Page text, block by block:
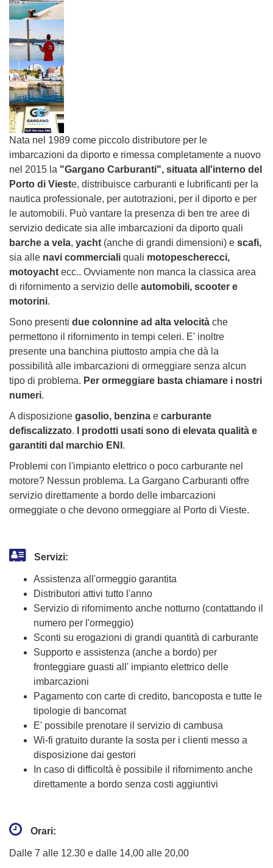
Nata nel 1989 come piccolo distributore per le
imbarcazioni da diporto e rimessa completamente a nuovo
nel 2015 la "Gargano Carburanti", situata all'interno del
Porto di Vieste, distribuisce carburanti e lubrificanti per la
nautica professionale, per autotrazioni, per il diporto e per
le automobili. Può vantare la presenza di ben tre aree di
servizio dedicate sia alle imbarcazioni da diporto quali
barche a vela, yacht (anche di grandi dimensioni) e scafi,
sia alle navi commerciali quali motopescherecci,
motoyacht ecc.. Ovviamente non manca la classica area
di rifornimento a servizio delle automobili, scooter e
motorini.
Sono presenti due colonnine ad alta velocità che
permettono il rifornimento in tempi celeri. E' inoltre
presente una banchina piuttosto ampia che dà la
possibilità alle imbarcazioni di ormeggiare senza alcun
tipo di problema. Per ormeggiare basta chiamare i nostri
numeri.
A disposizione gasolio, benzina e carburante
defiscalizzato.
I prodotti usati sono di elevata qualità e
garantiti dal marchio ENI .
Problemi con l'impianto elettrico o poco carburante nel
motore? Nessun problema. La Gargano Carburanti offre
servizio direttamente a bordo delle imbarcazioni
ormeggiate o che devono ormeggiare al Porto di Vieste.
Servizi:
Assistenza all'ormeggio garantita
Distributori attivi tutto l'anno
Servizio di rifornimento anche notturno (contattando il
numero per l'ormeggio)
Sconti su erogazioni di grandi quantità di carburante
Supporto e assistenza (anche a bordo) per
fronteggiare guasti all' impianto elettrico delle
imbarcazioni
Pagamento con carte di credito, bancoposta e tutte le
tipologie di bancomat
E' possibile prenotare il servizio di cambusa
Wi-fi gratuito durante la sosta per i clienti messo a
disposizione dai gestori
In caso di difficoltà è possibile il rifornimento anche
direttamente a bordo senza costi aggiuntivi
Orari:
Dalle 7 alle 12.30 e dalle 14,00 alle 20,00